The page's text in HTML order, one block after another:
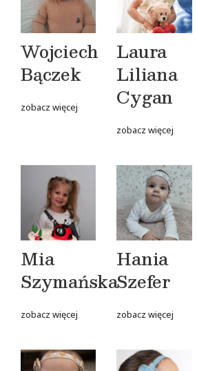
Wojciech
Bączek
zobacz więcej
Laura
Liliana
Cygan
zobacz więcej
Mia
Szymańska
zobacz więcej
Hania
Szefer
zobacz więcej